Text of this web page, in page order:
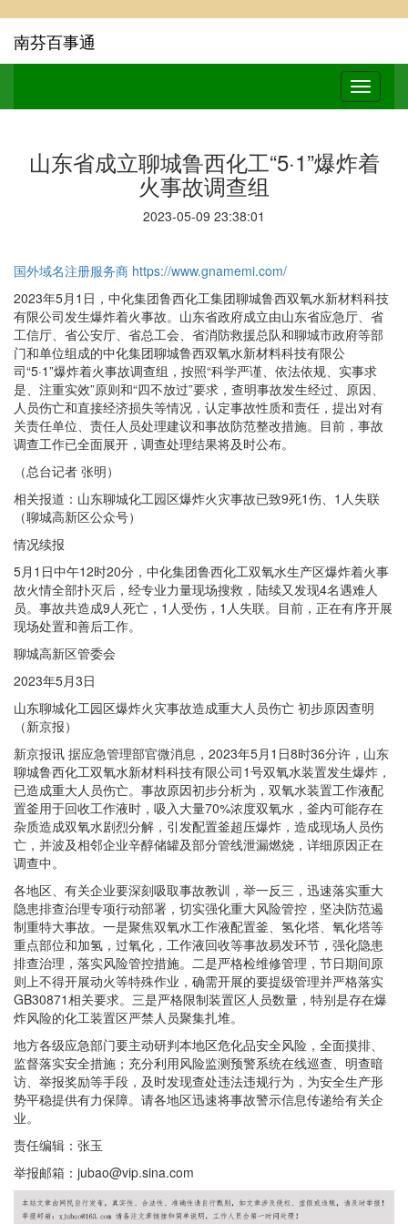
南芬百事通
山东省成立聊城鲁西化工“5·1”爆炸着
火事故调查组
2023-05-09 23:38:01
国外域名注册服务商 https://www.gnamemi.com/
2023年5月1日，中化集团鲁西化工集团聊城鲁西双氧水新材料科技
有限公司发生爆炸着火事故。山东省政府成立由山东省应急厅、省
工信厅、省公安厅、省总工会、省消防救援总队和聊城市政府等部
门和单位组成的中化集团聊城鲁西双氧水新材料科技有限公
司“5·1”爆炸着火事故调查组，按照“科学严谨、依法依规、实事求
是、注重实效”原则和“四不放过”要求，查明事故发生经过、原因、
人员伤亡和直接经济损失等情况，认定事故性质和责任，提出对有
关责任单位、责任人员处理建议和事故防范整改措施。目前，事故
调查工作已全面展开，调查处理结果将及时公布。
（总台记者 张明）
相关报道：山东聊城化工园区爆炸火灾事故已致9死1伤、1人失联
（聊城高新区公众号）
情况续报
5月1日中午12时20分，中化集团鲁西化工双氧水生产区爆炸着火事
故火情全部扑灭后，经专业力量现场搜救，陆续又发现4名遇难人
员。事故共造成9人死亡，1人受伤，1人失联。目前，正在有序开展
现场处置和善后工作。
聊城高新区管委会
2023年5月3日
山东聊城化工园区爆炸火灾事故造成重大人员伤亡 初步原因查明
（新京报）
新京报讯 据应急管理部官微消息，2023年5月1日8时36分许，山东
聊城鲁西化工双氧水新材料科技有限公司1号双氧水装置发生爆炸，
已造成重大人员伤亡。事故原因初步分析为，双氧水装置工作液配
置釜用于回收工作液时，吸入大量70%浓度双氧水，釜内可能存在
杂质造成双氧水剧烈分解，引发配置釜超压爆炸，造成现场人员伤
亡，并波及相邻企业辛醇储罐及部分管线泄漏燃烧，详细原因正在
调查中。
各地区、有关企业要深刻吸取事故教训，举一反三，迅速落实重大
隐患排查治理专项行动部署，切实强化重大风险管控，坚决防范遏
制重特大事故。一是聚焦双氧水工作液配置釜、氢化塔、氧化塔等
重点部位和加氢，过氧化，工作液回收等事故易发环节，强化隐患
排查治理，落实风险管控措施。二是严格检维修管理，节日期间原
则上不得开展动火等特殊作业，确需开展的要提级管理并严格落实
GB30871相关要求。三是严格限制装置区人员数量，特别是存在爆
炸风险的化工装置区严禁人员聚集扎堆。
地方各级应急部门要主动研判本地区危化品安全风险，全面摸排、
监督落实安全措施；充分利用风险监测预警系统在线巡查、明查暗
访、举报奖励等手段，及时发现查处违法违规行为，为安全生产形
势平稳提供有力保障。请各地区迅速将事故警示信息传递给有关企
业。
责任编辑：张玉
举报邮箱：jubao@vip.sina.com